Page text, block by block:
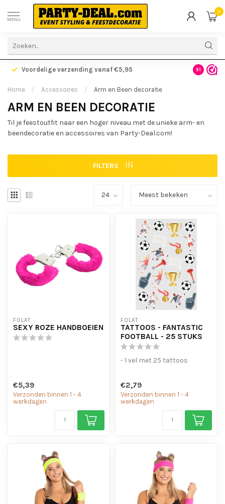
MENU
0
Voordelige verzending vanaf €5,95 Gratis
9.1
Home / Accessoires / Arm en Been decoratie
ARM EN BEEN DECORATIE
Til je feestoutfit naar een hoger niveau met de unieke arm- en
beendecoratie en accessoires van Party-Deal.com!
FILTERS
FOLAT
SEXY ROZE HANDBOEIEN
€5,39
Verzonden binnen 1 - 4
werkdagen
FOLAT
TATTOOS - FANTASTIC
FOOTBALL - 25 STUKS
- 1 vel met 25 tattoos
€2,79
Verzonden binnen 1 - 4
werkdagen